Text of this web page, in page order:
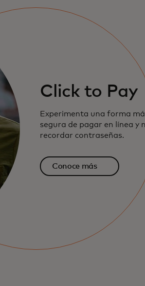
Click to Pay
Experimenta una forma
segura de pagar en línea y
recordar contraseñas.
Conoce más